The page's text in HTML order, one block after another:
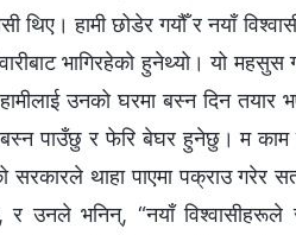
थिए। हामी छोडेर गयौँ र नयाँ
भागिरहेको हुनेथ्यो। यो
उनको घरमा बस्न दिन तयार
पाउँछु र फेरि बेघर हुनेछु। म काम
सरकारले थाहा पाएमा पक्राउ गरेर
उनले भनिन्, “नयाँ